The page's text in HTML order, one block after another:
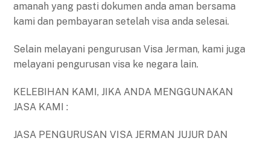
amanah yang pasti dokumen anda aman bersama
kami dan pembayaran setelah visa anda selesai.
Selain melayani pengurusan Visa Jerman, kami juga
melayani pengurusan visa ke negara lain.
KELEBIHAN KAMI, JIKA ANDA MENGGUNAKAN
JASA KAMI :
JASA PENGURUSAN VISA JERMAN JUJUR DAN